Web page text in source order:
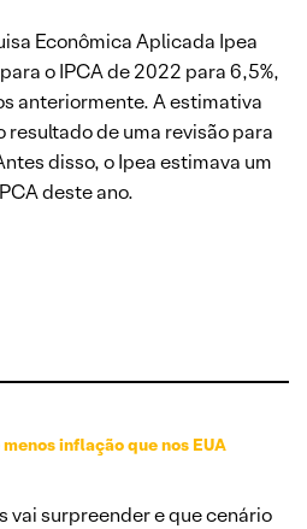
Econômica Aplicada Ipea
o IPCA de 2022 para 6,5%,
anteriormente. A estimativa
resultado de uma revisão para
disso, o Ipea estimava um
deste ano.
inflação que nos EUA
vai surpreender e que cenário